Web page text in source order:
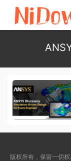
版权所有，保留一切